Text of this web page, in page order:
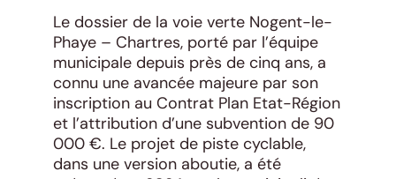
Le dossier de la voie verte Nogent-le-
Phaye – Chartres, porté par l’équipe
municipale depuis près de cinq ans, a
connu une avancée majeure par son
inscription au Contrat Plan Etat-Région
et l’attribution d’une subvention de 90
000 €. Le projet de piste cyclable,
dans une version aboutie, a été